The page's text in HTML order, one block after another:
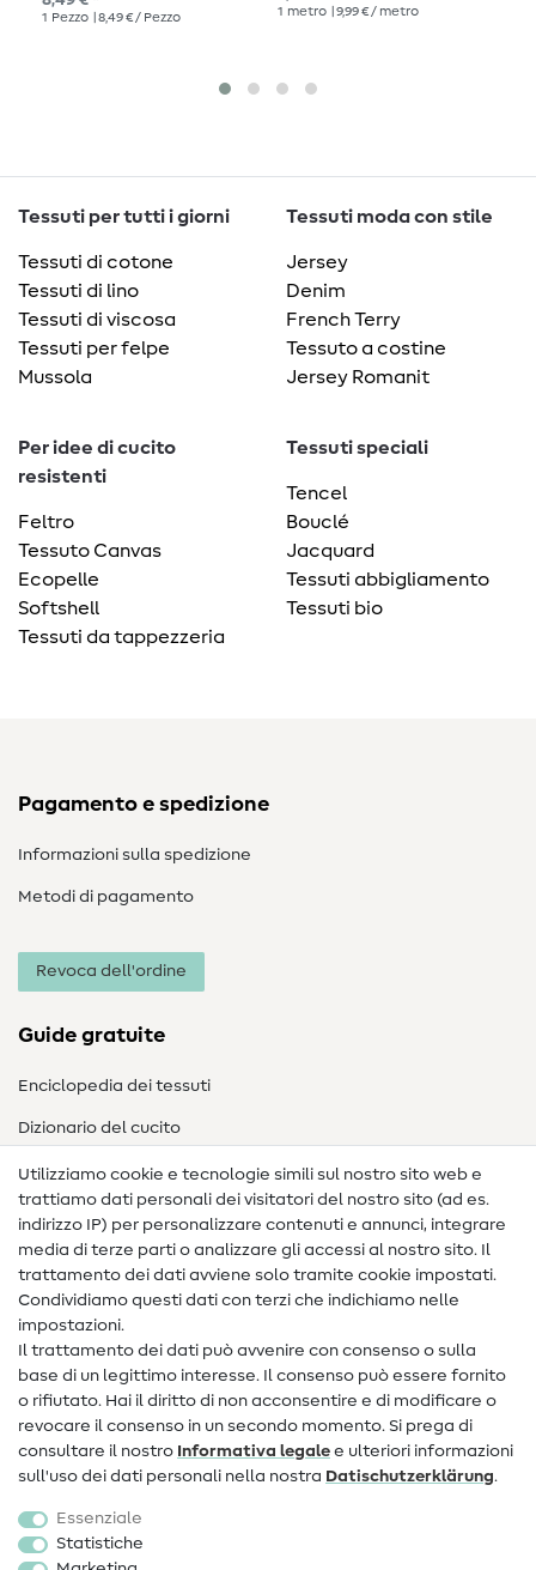
1 Pezzo | 8,49 € / Pezzo 1 metro | 9,99 € / metro
Tessuti per tutti i giorni
Tessuti di cotone
Tessuti di lino
Tessuti di viscosa
Tessuti per felpe
Mussola
Tessuti moda con stile
Jersey
Denim
French Terry
Tessuto a costine
Jersey Romanit
Per idee di cucito
resistenti
Feltro
Tessuto Canvas
Ecopelle
Softshell
Tessuti da tappezzeria
Tessuti speciali
Tencel
Bouclé
Jacquard
Tessuti abbigliamento
Tessuti bio
Pagamento e spedizione
Informazioni sulla spedizione
Metodi di pagamento
Revoca dell'ordine
Guide gratuite
Enciclopedia dei tessuti
Dizionario del cucito
Nähanleitungen
Assistenza e contatto
Contatto
Informazioni sul nuovo proprietario
FAQ
Diritto di recesso
Popolare
Accessori cucito
Utilizziamo cookie e tecnologie simili sul nostro sito web e
trattiamo dati personali dei visitatori del nostro sito (ad es.
indirizzo IP) per personalizzare contenuti e annunci, integrare
media di terze parti o analizzare gli accessi al nostro sito. Il
trattamento dei dati avviene solo tramite cookie impostati.
Condividiamo questi dati con terzi che indichiamo nelle
impostazioni.
Il trattamento dei dati può avvenire con consenso o sulla
base di un legittimo interesse. Il consenso può essere fornito
o rifiutato. Hai il diritto di non acconsentire e di modificare o
revocare il consenso in un secondo momento. Si prega di
consultare il nostro Informativa legale e ulteriori informazioni
sull'uso dei dati personali nella nostra Dati­schutz­erklärung.
Essenziale
Statistiche